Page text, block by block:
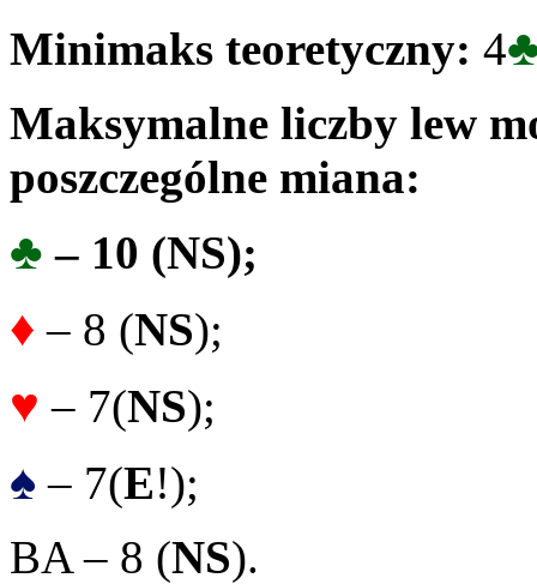
Minimaks teoretyczny: 4
Maksymalne liczby lew
poszczególne miana:
♣ – 10 (NS);
♦ – 8 (NS);
♥ – 7(NS);
♠ – 7(E!);
BA – 8 (NS).